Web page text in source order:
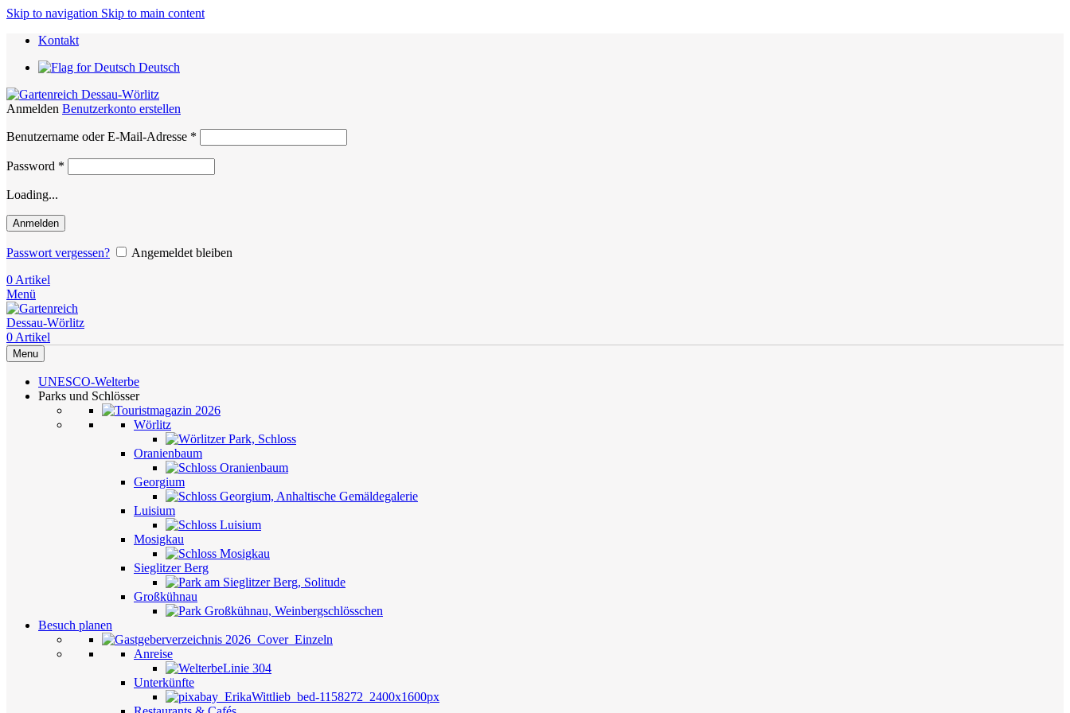
Skip to navigation Skip to main content
Kontakt
Deutsch
Anmelden Benutzerkonto erstellen
Benutzername oder E-Mail-Adresse *
Password *
Loading...
Anmelden
Passwort vergessen?
Angemeldet bleiben
0 Artikel
Menü
0 Artikel
Menu
UNESCO-Welterbe
Parks und Schlösser
Wörlitz
Oranienbaum
Georgium
Luisium
Mosigkau
Sieglitzer Berg
Großkühnau
Besuch planen
Anreise
Unterkünfte